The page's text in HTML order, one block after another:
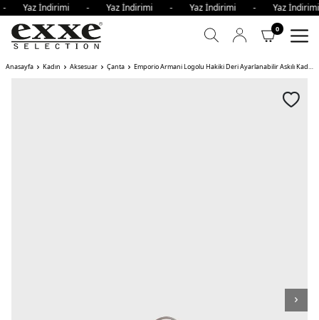
Yaz İndirimi - Yaz İndirimi - Yaz İndirimi - Yaz
0
Anasayfa Kadın Aksesuar Çanta Emporio Armani Logolu Hakiki Deri Ayarlanabilir Askılı Kadın Çanta